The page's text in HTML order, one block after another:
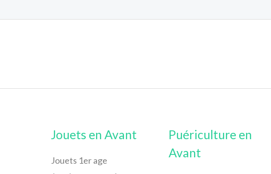
Jouets en Avant
Jouets 1er age
Puériculture en
Avant